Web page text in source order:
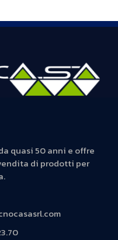
quasi 50 anni e offre
di prodotti per